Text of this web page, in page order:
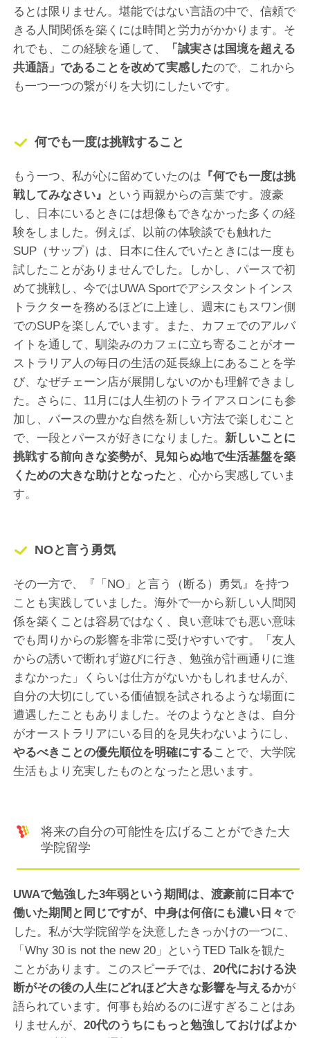
るとは限りません。堪能ではない言語の中で、信頼で
きる人間関係を築くには時間と労力がかかります。そ
れでも、この経験を通して、
「誠実さは国境を超える
共通語」であることを改めて実感したので、これから
も一つ一つの繋がりを大切にしたいです。
何でも一度は挑戦すること
もう一つ、私が心に留めていたのは 『何でも一度は挑
戦してみなさい』
という両親からの言葉です。渡豪
し、日本にいるときには想像もできなかった多くの経
験をしました。例えば、以前の体験談でも触れた
SUP（サップ）は、日本に住んでいたときには一度も
試したことがありませんでした。しかし、パースで初
めて挑戦し、今ではUWA Sportでアシスタントインス
トラクターを務めるほどに上達し、週末にもスワン側
でのSUPを楽しんでいます。また、カフェでのアルバ
イトを通して、馴染みのカフェに立ち寄ることがオー
ストラリア人の毎日の生活の延長線上にあることを学
び、なぜチェーン店が展開しないのかも理解できまし
た。さらに、11月には人生初のトライアスロンにも参
加し、パースの豊かな自然を新しい方法で楽しむこと
で、一段とパースが好きになりました。新しいことに
挑戦する前向きな姿勢が、見知らぬ地で生活基盤を築
くための大きな助けとなった と、心から実感していま
す。
NOと言う勇気
その一方で、『「NO」と言う（断る）勇気』を持つ
ことも実践していました。海外で一から新しい人間関
係を築くことは容易ではなく、良い意味でも悪い意味
でも周りからの影響を非常に受けやすいです。「友人
からの誘いで断れず遊びに行き、勉強が計画通りに進
まなかった」くらいは仕方がないかもしれませんが、
自分の大切にしている価値観を試されるような場面に
遭遇したこともありました。そのようなときは、自分
がオーストラリアにいる目的を見失わないようにし、
やるべきことの優先順位を明確にすることで、大学院
生活もより充実したものとなったと思います。
将来の自分の可能性を広げることができた大
学院留学
UWAで勉強した3年弱という期間は、渡豪前に日本で
働いた期間と同じですが、中身は何倍にも濃い日々 で
した。私が大学院留学を決意したきっかけの一つに、
「Why 30 is not the new 20」というTED Talkを観た
ことがあります。このスピーチでは、20代における決
断がその後の人生にどれほど大きな影響を与えるかが
語られています。何事も始めるのに遅すぎることはあ
りませんが、20代のうちにもっと勉強しておけばよか